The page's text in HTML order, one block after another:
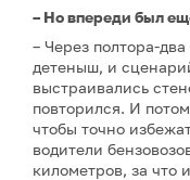
– Но впереди был
– Через полтора-
детеныш, и
выстраивались
повторился. И
чтобы точно
водители
километров, за что